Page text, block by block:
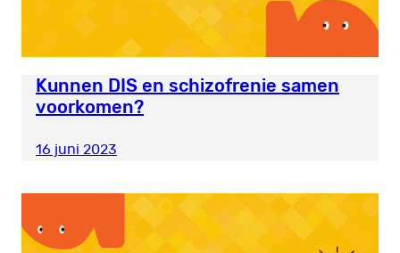
Kunnen DIS en schizofrenie samen
voorkomen?
16 juni 2023